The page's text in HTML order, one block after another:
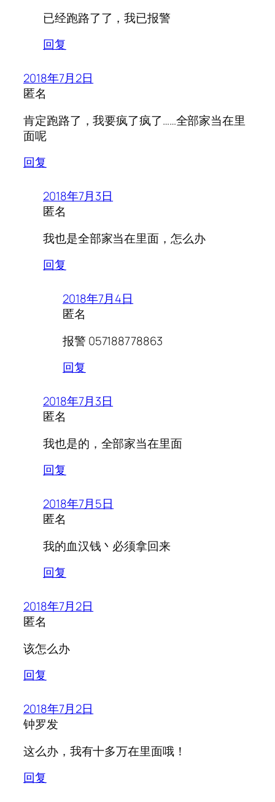
已经跑路了了，我已报警
回复
2018年7月2日
匿名
肯定跑路了，我要疯了疯了……全部家当在里
面呢
回复
2018年7月3日
匿名
我也是全部家当在里面，怎么办
回复
2018年7月4日
匿名
报警 057188778863
回复
2018年7月3日
匿名
我也是的，全部家当在里面
回复
2018年7月5日
匿名
我的血汉钱丶必须拿回来
回复
2018年7月2日
匿名
该怎么办
回复
2018年7月2日
钟罗发
这么办，我有十多万在里面哦！
回复